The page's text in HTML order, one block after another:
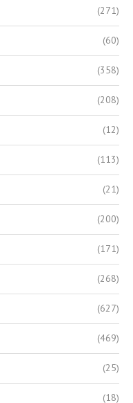
(271)
(60)
(358)
(208)
(12)
(113)
(21)
(200)
(171)
(268)
(627)
(469)
(25)
(18)